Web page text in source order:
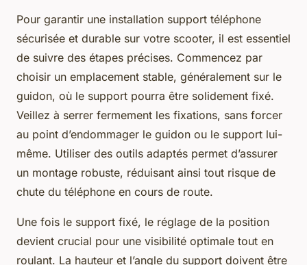
Pour garantir une installation support téléphone
sécurisée et durable sur votre scooter, il est essentiel
de suivre des étapes précises. Commencez par
choisir un emplacement stable, généralement sur le
guidon, où le support pourra être solidement fixé.
Veillez à serrer fermement les fixations, sans forcer
au point d’endommager le guidon ou le support lui-
même. Utiliser des outils adaptés permet d’assurer
un montage robuste, réduisant ainsi tout risque de
chute du téléphone en cours de route.
Une fois le support fixé, le réglage de la position
devient crucial pour une visibilité optimale tout en
roulant. La hauteur et l’angle du support doivent être